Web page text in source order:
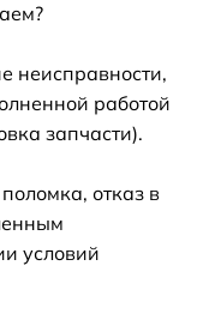
неисправности,
работой
запчасти).
отказ в
условий